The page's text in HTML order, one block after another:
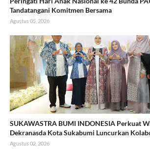
Tandatangani Komitmen Bersama
Agustus 05, 2026
SUKAWASTRA BUMI INDONESIA Perkuat
Dekranasda Kota Sukabumi Luncurkan
Agustus 02, 2026